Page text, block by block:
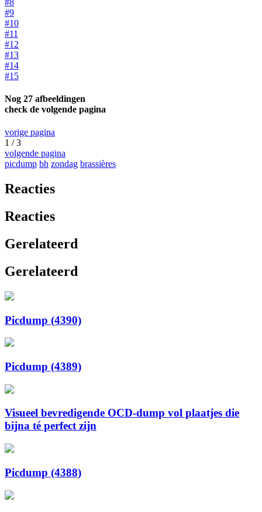
#9
#10
#11
#12
#13
#14
#15
Nog 27 afbeeldingen
check de volgende pagina
vorige pagina
1 / 3
volgende pagina
picdump bh zondag brassières
Reacties
Reacties
Gerelateerd
Gerelateerd
Picdump (4390)
Picdump (4389)
Visueel bevredigende OCD-dump vol plaatjes die
bijna té perfect zijn
Picdump (4388)